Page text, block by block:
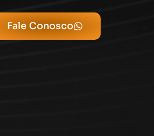
Fale Conosco